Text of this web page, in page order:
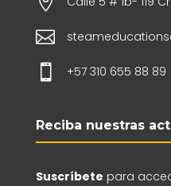

 +57 310 655 88 89
Reciba nuestras
Suscríbete para